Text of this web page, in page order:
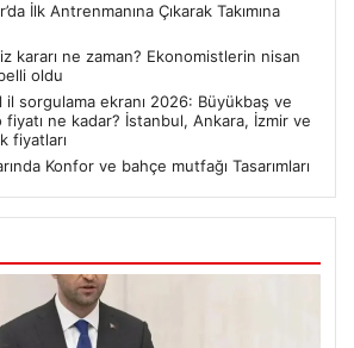
İlk Antrenmanına Çıkarak Takımına
kararı ne zaman? Ekonomistlerin nisan
oldu
il sorgulama ekranı 2026: Büyükbaş ve
fiyatı ne kadar? İstanbul, Ankara, İzmir ve
fiyatları
Konfor ve bahçe mutfağı Tasarımları